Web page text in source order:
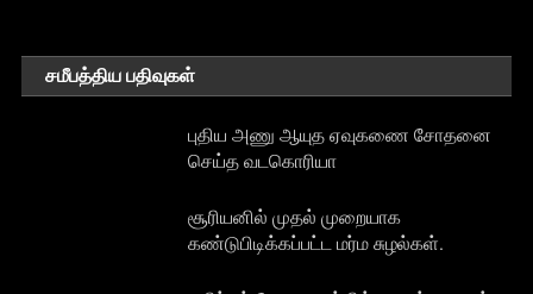
சமீபத்திய பதிவுகள்
புதிய அணு ஆயுத ஏவுகணை சோதனை
செய்த வடகொரியா
சூரியனில் முதல் முறையாக
கண்டுபிடிக்கப்பட்ட மர்ம சுழல்கள்.